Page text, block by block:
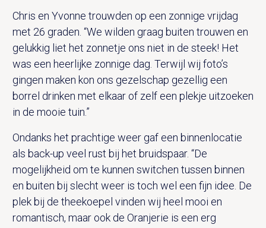
Chris en Yvonne trouwden op een zonnige vrijdag
met 26 graden. “We wilden graag buiten trouwen en
gelukkig liet het zonnetje ons niet in de steek! Het
was een heerlijke zonnige dag. Terwijl wij foto’s
gingen maken kon ons gezelschap gezellig een
borrel drinken met elkaar of zelf een plekje uitzoeken
in de mooie tuin.”
Ondanks het prachtige weer gaf een binnenlocatie
als back-up veel rust bij het bruidspaar. “De
mogelijkheid om te kunnen switchen tussen binnen
en buiten bij slecht weer is toch wel een fijn idee. De
plek bij de theekoepel vinden wij heel mooi en
romantisch, maar ook de Oranjerie is een erg